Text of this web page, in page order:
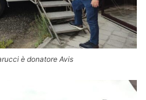
è donatore Avis